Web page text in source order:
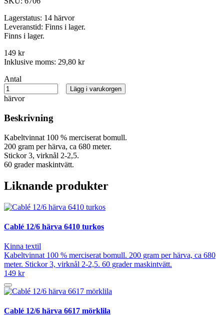
Lagerstatus: 14 härvor
Leveranstid: Finns i lager.
Finns i lager.
149 kr
Inklusive moms: 29,80 kr
Antal
härvor
Lägg i varukorgen
Beskrivning
Kabeltvinnat 100 % merciserat bomull.
200 gram per härva, ca 680 meter.
Stickor 3, virknål 2-2,5.
60 grader maskintvätt.
Liknande produkter
Cablé 12/6 härva 6410 turkos
Kinna textil
Kabeltvinnat 100 % merciserat bomull. 200 gram per härva, ca 680
meter. Stickor 3, virknål 2-2,5. 60 grader maskintvätt.
149 kr
Cablé 12/6 härva 6617 mörklila